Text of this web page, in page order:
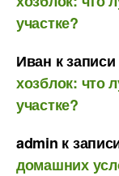
участке?
Иван к записи
хозблок: что
участке?
admin к
домашних